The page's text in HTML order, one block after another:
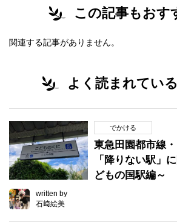
この記事もおす
関連する記事がありません。
よく読まれてい
でかける
東急田園都市線
「降りない駅」
どもの国駅編～
written by
石﨑絵美